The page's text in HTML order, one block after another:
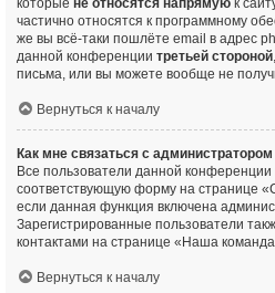
которые не относятся напрямую к
частично относятся к программному
же вы всё-таки пошлёте email в адрес
данной конференции третьей стороной
письма, или вы можете вообще не
Вернуться к началу
Как мне связаться с
Все пользователи данной конференции
соответствующую форму на странице
если данная функция включена
Зарегистрированные пользователи
контактами на странице «Наша
Вернуться к началу